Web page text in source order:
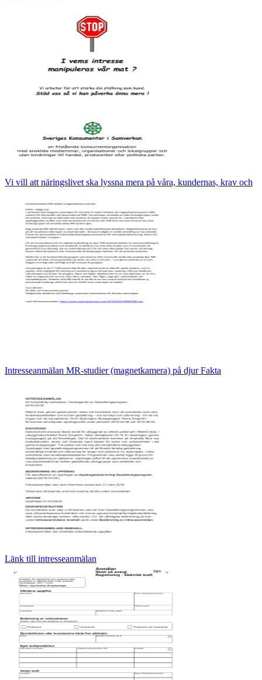
Vi vill att näringslivet ska lyssna mera på våra, kundernas, krav och
Intresseanmälan MR-studier (magnetkamera) på djur Fakta
Länk till intresseanmälan